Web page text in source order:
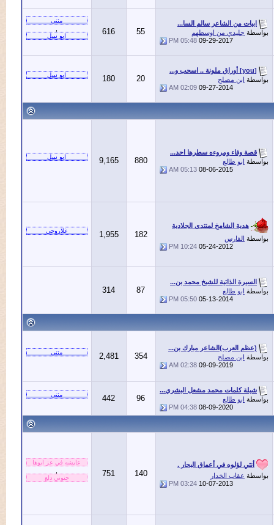
من الشاعر سالم السا...
جليدي من اوسطهم
09-29-2017
05:48 PM
616
ابن مصلح
09-27-2014
02:09 AM
180
وفاء ومروءه سطرها احد...
ابو طالع
08-06-2015
05:13 AM
9,165
هدية الشامخ لمنتدى الجلادية
الفارس
05-24-2012
10:24 PM
1,955
الذاتية للشيخ محمد بن...
ابو طالع
05-13-2014
05:50 PM
314
العرب)الشاعر مبارك بن...
ابن مصلح
09-09-2019
02:38 AM
2,481
كلمات محمد مشعل البشري...
ابو طالع
08-09-2020
04:38 PM
442
لؤلوه في أعماق البحار .
عقاب الخدار
10-07-2013
03:24 PM
751